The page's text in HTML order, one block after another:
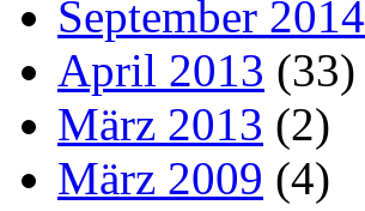
September 2014
April 2013 (33)
März 2013 (2)
März 2009 (4)